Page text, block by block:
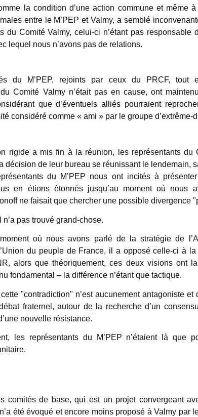
la condition d’une action commune et même à
entre le M’PEP et Valmy, a semblé
du Comité Valmy, celui-ci n’étant pas responsable
lequel nous n’avons pas de relations.
du M’PEP, rejoints par ceux du PRCF, tout
du Comité Valmy n’était pas en cause, ont
que d’éventuels alliés pourraient
considéré comme « ami » par le groupe
rigide a mis fin à la réunion, les représentants du
décision de leur bureau se réunissant le lendemain,
du M’PEP nous ont incités à
en étions étonnés jusqu’au moment où nous
ne faisait que chercher une possible divergence
n’a pas trouvé grand-chose.
où nous avons parlé de la stratégie de
du peuple de France, il a opposé celle-ci à
alors que théoriquement, ces deux visions ont
fondamental – la différence n’étant que tactique.
"contradiction" n’est aucunement antagoniste et
débat fraternel, autour de la recherche d’un
nouvelle résistance.
les représentants du M’PEP n’étaient là que
comités de base, qui est un projet convergeant
n’a été évoqué et encore moins proposé à Valmy par